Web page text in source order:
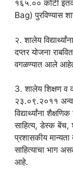
१६५.०० कोटी
Bag) पुरविण्यास
२. शालेय
दप्तर योजना
वगळण्यात आले
3. शालेय शिक्षण व
२३.०९.२०११
विद्यार्थ्यांना
साहित्य, डेस्क बेंच,
प्रशासकीय
साहित्याचा भाग
आहे.